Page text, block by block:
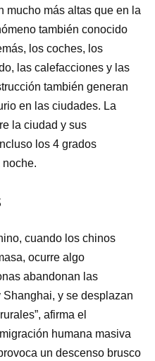
mucho más altas que en la
también conocido
los coches, los
las calefacciones y las
también generan
en las ciudades. La
la ciudad y sus
los 4 grados
cuando los chinos
ocurre algo
abandonan las
y se desplazan
afirma el
humana masiva
un descenso brusco